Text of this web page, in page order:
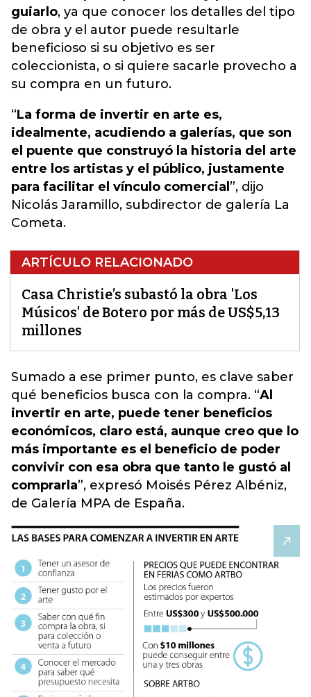
guiarlo, ya que conocer los detalles del tipo
de obra y el autor puede resultarle
beneficioso si su objetivo es ser
coleccionista, o si quiere sacarle provecho a
su compra en un futuro.
“La forma de invertir en arte es,
idealmente, acudiendo a galerías, que son
el puente que construyó la historia del arte
entre los artistas y el público, justamente
para facilitar el vínculo comercial ”, dijo
Nicolás Jaramillo, subdirector de galería La
Cometa.
ARTÍCULO RELACIONADO
Casa Christie’s subastó la obra 'Los
Músicos' de Botero por más de US$5,13
millones
Sumado a ese primer punto, es clave saber
qué beneficios busca con la compra. “Al
invertir en arte, puede tener beneficios
económicos, claro está, aunque creo que lo
más importante es el beneficio de poder
convivir con esa obra que tanto le gustó al
comprarla”, expresó Moisés Pérez Albéniz,
de Galería MPA de España.